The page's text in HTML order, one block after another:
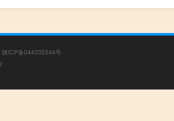
陕ICP备044335344号